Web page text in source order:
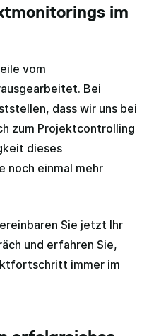
im
vom
Bei
dass wir uns bei
zum Projektcontrolling
dieses
noch einmal mehr
Sie jetzt Ihr
und erfahren Sie,
immer im